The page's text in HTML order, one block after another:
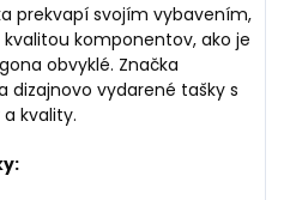
prekvapí svojím vybavením,
komponentov, ako je
obvyklé. Značka
dizajnovo vydarené tašky s
kvality.